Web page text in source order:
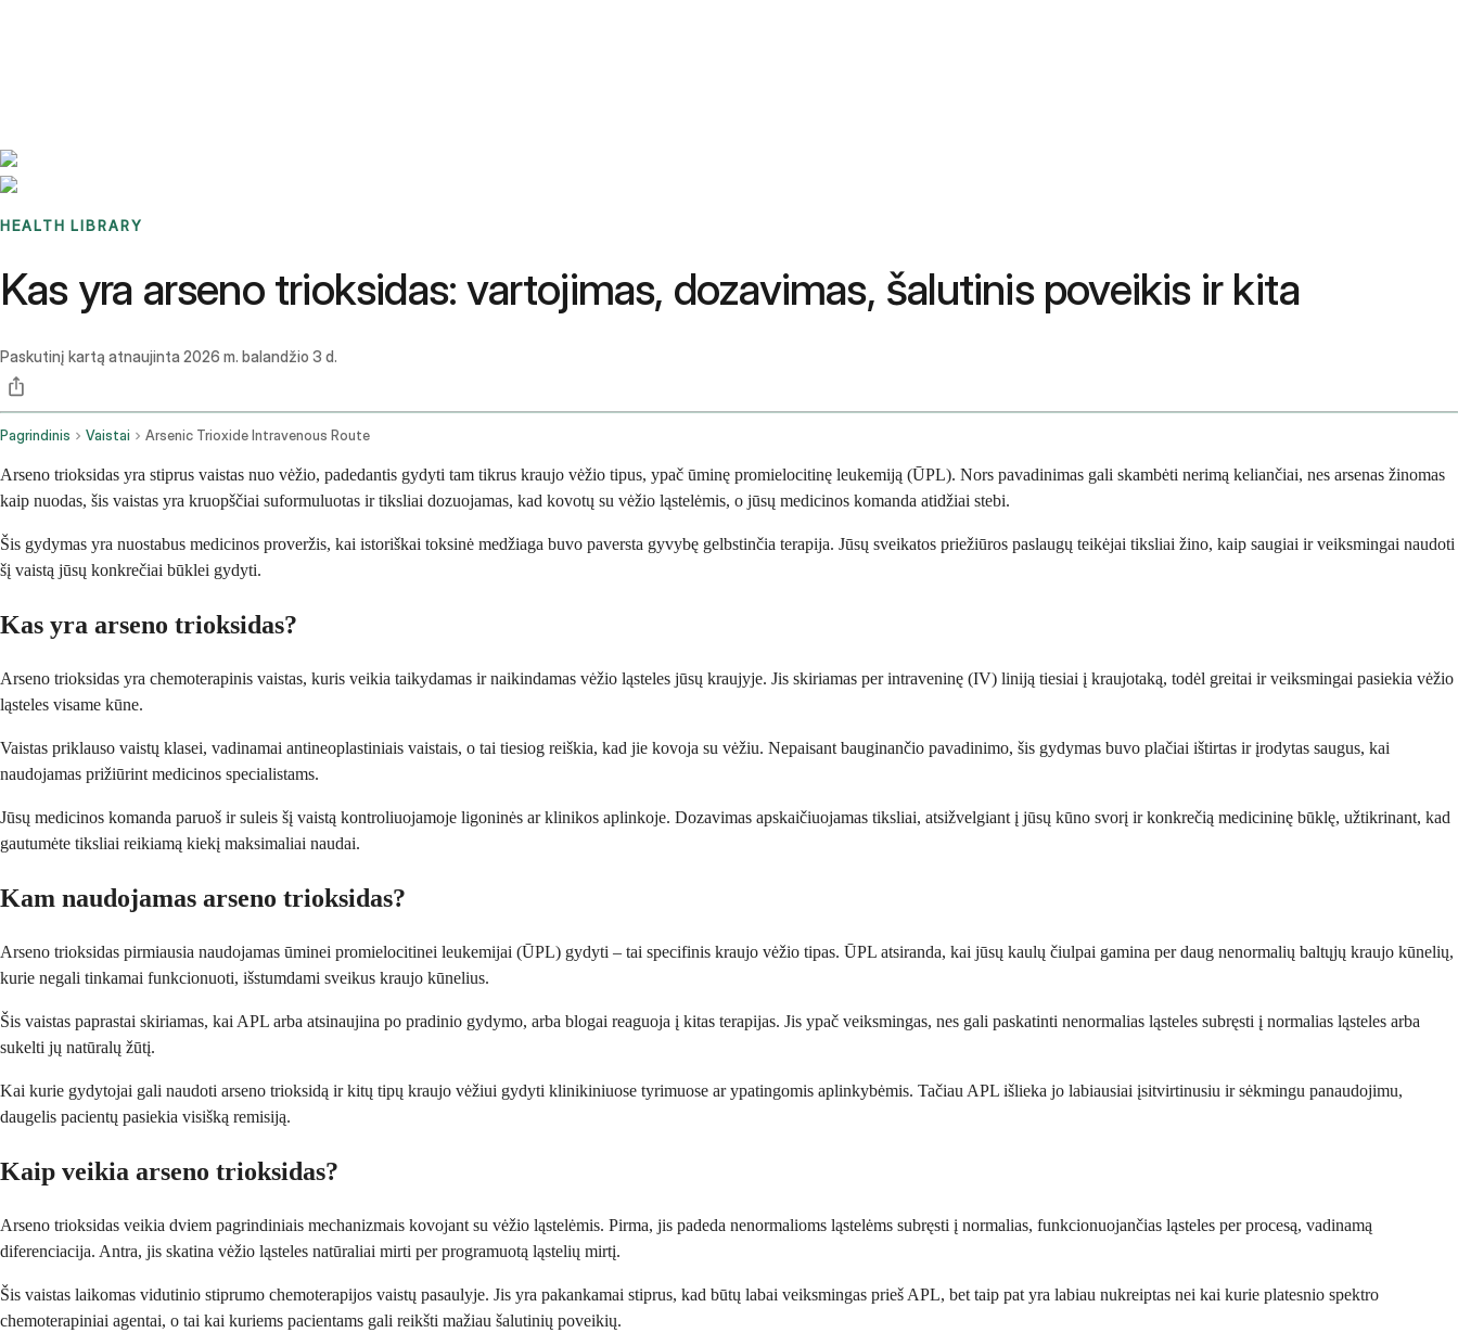
HEALTH LIBRARY
Kas yra arseno trioksidas: vartojimas, dozavimas, šalutinis poveikis ir kita
Paskutinį kartą atnaujinta 2026 m. balandžio 3 d.
Pagrindinis Vaistai Arsenic Trioxide Intravenous Route
Arseno trioksidas yra stiprus vaistas nuo vėžio, padedantis gydyti tam tikrus kraujo vėžio tipus, ypač ūminę promielocitinę leukemiją (ŪPL). Nors pavadinimas gali skambėti nerimą keliančiai, nes arsenas žinomas
kaip nuodas, šis vaistas yra kruopščiai suformuluotas ir tiksliai dozuojamas, kad kovotų su vėžio ląstelėmis, o jūsų medicinos komanda atidžiai stebi.
Šis gydymas yra nuostabus medicinos proveržis, kai istoriškai toksinė medžiaga buvo paversta gyvybę gelbstinčia terapija. Jūsų sveikatos priežiūros paslaugų teikėjai tiksliai žino, kaip saugiai ir veiksmingai naudoti
šį vaistą jūsų konkrečiai būklei gydyti.
Kas yra arseno trioksidas?
Arseno trioksidas yra chemoterapinis vaistas, kuris veikia taikydamas ir naikindamas vėžio ląsteles jūsų kraujyje. Jis skiriamas per intraveninę (IV) liniją tiesiai į kraujotaką, todėl greitai ir veiksmingai pasiekia vėžio
ląsteles visame kūne.
Vaistas priklauso vaistų klasei, vadinamai antineoplastiniais vaistais, o tai tiesiog reiškia, kad jie kovoja su vėžiu. Nepaisant bauginančio pavadinimo, šis gydymas buvo plačiai ištirtas ir įrodytas saugus, kai
naudojamas prižiūrint medicinos specialistams.
Jūsų medicinos komanda paruoš ir suleis šį vaistą kontroliuojamoje ligoninės ar klinikos aplinkoje. Dozavimas apskaičiuojamas tiksliai, atsižvelgiant į jūsų kūno svorį ir konkrečią medicininę būklę, užtikrinant, kad
gautumėte tiksliai reikiamą kiekį maksimaliai naudai.
Kam naudojamas arseno trioksidas?
Arseno trioksidas pirmiausia naudojamas ūminei promielocitinei leukemijai (ŪPL) gydyti – tai specifinis kraujo vėžio tipas. ŪPL atsiranda, kai jūsų kaulų čiulpai gamina per daug nenormalių baltųjų kraujo kūnelių,
kurie negali tinkamai funkcionuoti, išstumdami sveikus kraujo kūnelius.
Šis vaistas paprastai skiriamas, kai APL arba atsinaujina po pradinio gydymo, arba blogai reaguoja į kitas terapijas. Jis ypač veiksmingas, nes gali paskatinti nenormalias ląsteles subręsti į normalias ląsteles arba
sukelti jų natūralų žūtį.
Kai kurie gydytojai gali naudoti arseno trioksidą ir kitų tipų kraujo vėžiui gydyti klinikiniuose tyrimuose ar ypatingomis aplinkybėmis. Tačiau APL išlieka jo labiausiai įsitvirtinusiu ir sėkmingu panaudojimu,
daugelis pacientų pasiekia visišką remisiją.
Kaip veikia arseno trioksidas?
Arseno trioksidas veikia dviem pagrindiniais mechanizmais kovojant su vėžio ląstelėmis. Pirma, jis padeda nenormalioms ląstelėms subręsti į normalias, funkcionuojančias ląsteles per procesą, vadinamą
diferenciacija. Antra, jis skatina vėžio ląsteles natūraliai mirti per programuotą ląstelių mirtį.
Šis vaistas laikomas vidutinio stiprumo chemoterapijos vaistų pasaulyje. Jis yra pakankamai stiprus, kad būtų labai veiksmingas prieš APL, bet taip pat yra labiau nukreiptas nei kai kurie platesnio spektro
chemoterapiniai agentai, o tai kai kuriems pacientams gali reikšti mažiau šalutinių poveikių.